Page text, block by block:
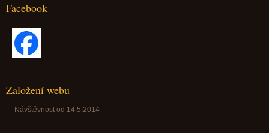
Facebook
Založení webu
-Návštěvnost od 14.5.2014-